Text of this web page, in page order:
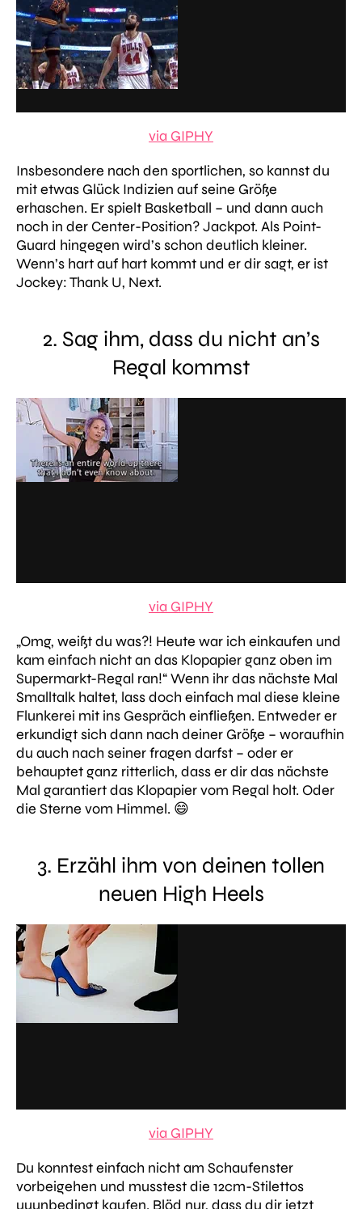
via GIPHY
Insbesondere nach den sportlichen, so kannst du
mit etwas Glück Indizien auf seine Größe
erhaschen. Er spielt Basketball – und dann auch
noch in der Center-Position? Jackpot. Als Point-
Guard hingegen wird’s schon deutlich kleiner.
Wenn’s hart auf hart kommt und er dir sagt, er ist
Jockey: Thank U, Next.
2. Sag ihm, dass du nicht an’s
Regal kommst
via GIPHY
„Omg, weißt du was?! Heute war ich einkaufen und
kam einfach nicht an das Klopapier ganz oben im
Supermarkt-Regal ran!“ Wenn ihr das nächste Mal
Smalltalk haltet, lass doch einfach mal diese kleine
Flunkerei mit ins Gespräch einfließen. Entweder er
erkundigt sich dann nach deiner Größe – woraufhin
du auch nach seiner fragen darfst – oder er
behauptet ganz ritterlich, dass er dir das nächste
Mal garantiert das Klopapier vom Regal holt. Oder
die Sterne vom Himmel. 😄
3. Erzähl ihm von deinen tollen
neuen High Heels
via GIPHY
Du konntest einfach nicht am Schaufenster
vorbeigehen und musstest die 12cm-Stilettos
uuunbedingt kaufen. Blöd nur, dass du dir jetzt